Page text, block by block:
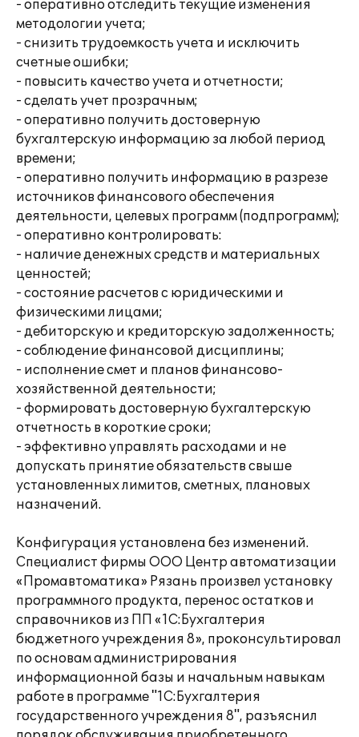
- оперативно отследить текущие изменения
методологии учета;
- снизить трудоемкость учета и исключить
счетные ошибки;
- повысить качество учета и отчетности;
- сделать учет прозрачным;
- оперативно получить достоверную
бухгалтерскую информацию за любой период
времени;
- оперативно получить информацию в разрезе
источников финансового обеспечения
деятельности, целевых программ (подпрограмм);
- оперативно контролировать:
- наличие денежных средств и материальных
ценностей;
- состояние расчетов с юридическими и
физическими лицами;
- дебиторскую и кредиторскую задолженность;
- соблюдение финансовой дисциплины;
- исполнение смет и планов финансово-
хозяйственной деятельности;
- формировать достоверную бухгалтерскую
отчетность в короткие сроки;
- эффективно управлять расходами и не
допускать принятие обязательств свыше
установленных лимитов, сметных, плановых
назначений.
Конфигурация установлена без изменений.
Специалист фирмы ООО Центр автоматизации
«Промавтоматика» Рязань произвел установку
программного продукта, перенос остатков и
справочников из ПП «1С:Бухгалтерия
бюджетного учреждения 8», проконсультировал
по основам администрирования
информационной базы и начальным навыкам
работе в программе "1С:Бухгалтерия
государственного учреждения 8", разъяснил